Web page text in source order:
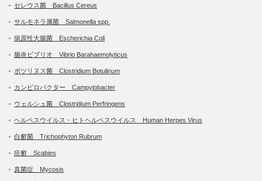
セレウス菌 Bacillus Cereus
サルモネラ属菌 Salmonella spp.
病原性大腸菌 Escherichia Coli
腸炎ビブリオ Vibrio Barahaemolyticus
ボツリヌス菌 Clostridium Botulinum
カンピロバクター Campylobacter
ウェルシュ菌 Clostridium Perfringens
ヘルペスウイルス・ヒトヘルペスウイルス Human Herpes Virus
白癬菌 Trichophyton Rubrum
疥癬 Scabies
真菌症 Mycosis